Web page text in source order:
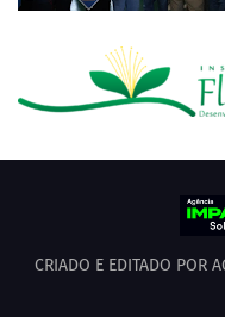
CRIADO E EDITADO POR